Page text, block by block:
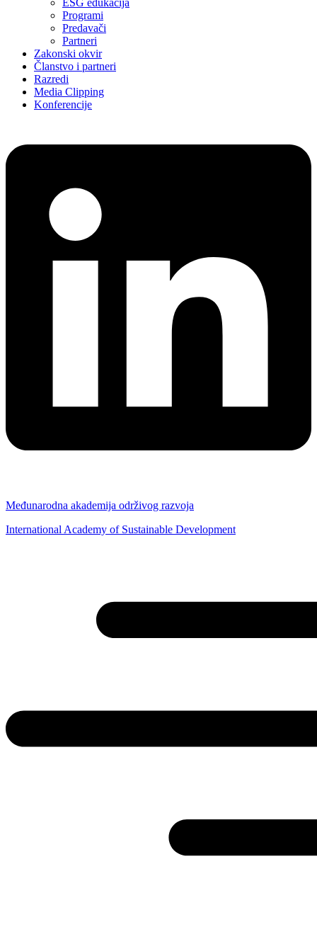
ESG edukacija
Programi
Predavači
Partneri
Zakonski okvir
Članstvo i partneri
Razredi
Media Clipping
Konferencije
Međunarodna akademija održivog razvoja
International Academy of Sustainable Development